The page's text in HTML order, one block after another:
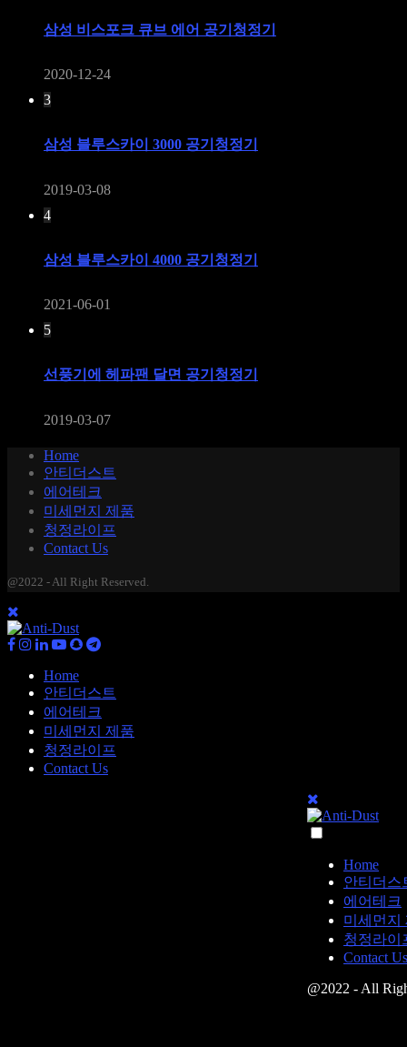
삼성 비스포크 큐브 에어 공기청정기
2020-12-24
3
삼성 블루스카이 3000 공기청정기
2019-03-08
4
삼성 블루스카이 4000 공기청정기
2021-06-01
5
선풍기에 헤파팬 달면 공기청정기
2019-03-07
Home
안티더스트
에어테크
미세먼지 제품
청정라이프
Contact Us
@2022 - All Right Reserved.
Home
안티더스트
에어테크
미세먼지 제품
청정라이프
Contact Us
Home
안티더스
에어테크
미세먼지
청정라이
Contact Us
@2022 - All